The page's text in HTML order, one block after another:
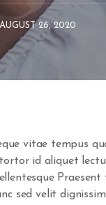
AUGUST 26, 2020
vitae tempus
id aliquet
sed velit